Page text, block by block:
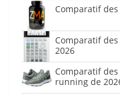
Comparatif
Comparatif
2026
Comparatif
running de